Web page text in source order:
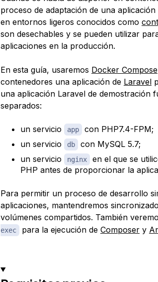
proceso de adaptación de una
en entornos ligeros conocidos como
son desechables y se pueden utilizar
aplicaciones en la producción.
En esta guía, usaremos Docker Compose
contenedores una aplicación de Laravel
una aplicación Laravel de demostración
separados:
un servicio app
con PHP7.4-FPM;
un servicio
db
con MySQL 5.7;
un servicio
nginx en el que se
PHP antes de proporcionar la
Para permitir un proceso de desarrollo
aplicaciones, mantendremos
volúmenes compartidos. También
exec
para la ejecución de Composery